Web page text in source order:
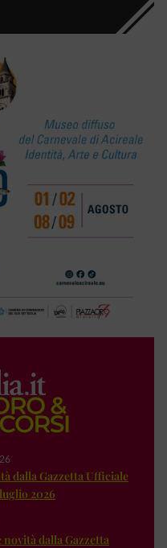
dalla Gazzetta Ufficiale
2026
dalla Gazzetta